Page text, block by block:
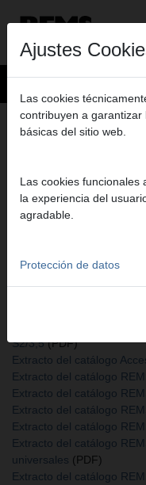
Productos>
Perforar con diamante,
ANILLO FACIL
Art. nº. 180015
Extracto del catálogo
S2/3,5(PDF)
Extracto del catálogo
Extracto del catálogo
Extracto del catálogo
Extracto del catálogo
Extracto del catálogo
Extracto del catálogo
universales (PDF)
Extracto del catálogo
Ajustes
Las cookies
contribuyen a garantizar
básicas del sitio web.
Las cookies funcionales
la experiencia del
agradable.
Protección de datos